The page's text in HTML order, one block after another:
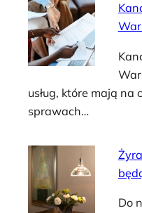
usług, które mają na
sprawach…
Do